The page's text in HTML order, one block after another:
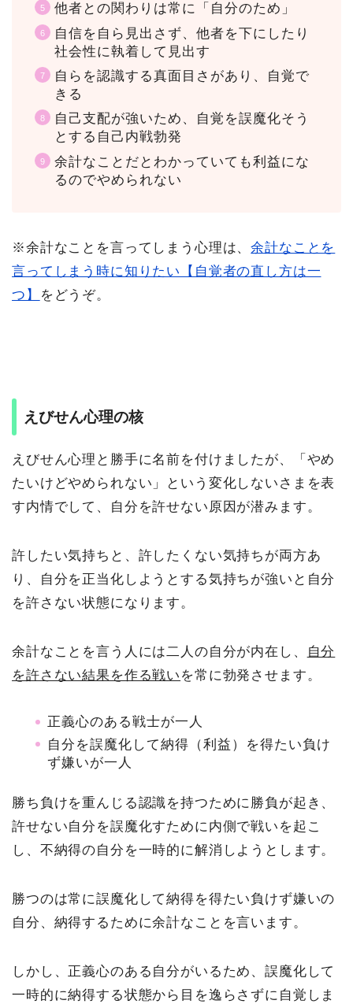
他者との関わりは常に「自分のため」
自信を自ら見出さず、他者を下にしたり
社会性に執着して見出す
自らを認識する真面目さがあり、自覚で
きる
自己支配が強いため、自覚を誤魔化そう
とする自己内戦勃発
余計なことだとわかっていても利益にな
るのでやめられない
※余計なことを言ってしまう心理は、余計なことを
言ってしまう時に知りたい【自覚者の直し方は一
つ】
をどうぞ。
えびせん心理の核
えびせん心理と勝手に名前を付けましたが、「やめ
たいけどやめられない」という変化しないさまを表
す内情でして、自分を許せない原因が潜みます。
許したい気持ちと、許したくない気持ちが両方あ
り、自分を正当化しようとする気持ちが強いと自分
を許さない状態になります。
余計なことを言う人には二人の自分が内在し、
自分
を許さない結果を作る戦い を常に勃発させます。
正義心のある戦士が一人
自分を誤魔化して納得（利益）を得たい負け
ず嫌いが一人
勝ち負けを重んじる認識を持つために勝負が起き、
許せない自分を誤魔化すために内側で戦いを起こ
し、不納得の自分を一時的に解消しようとします。
勝つのは常に誤魔化して納得を得たい負けず嫌いの
自分、納得するために余計なことを言います。
しかし、正義心のある自分がいるため、誤魔化して
一時的に納得する状態から目を逸らさずに自覚しま